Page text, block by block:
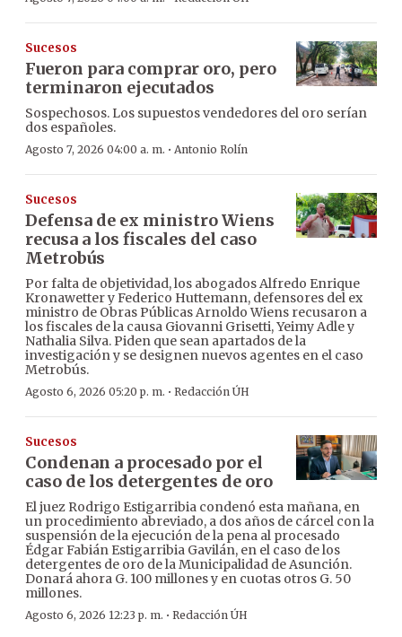
Sucesos
Fueron para comprar oro, pero
terminaron ejecutados
Sospechosos. Los supuestos vendedores del oro serían
dos españoles.
Agosto 7, 2026 04:00 a. m. · Antonio Rolín
Sucesos
Defensa de ex ministro Wiens
recusa a los fiscales del caso
Metrobús
Por falta de objetividad, los abogados Alfredo Enrique
Kronawetter y Federico Huttemann, defensores del ex
ministro de Obras Públicas Arnoldo Wiens recusaron a
los fiscales de la causa Giovanni Grisetti, Yeimy Adle y
Nathalia Silva. Piden que sean apartados de la
investigación y se designen nuevos agentes en el caso
Metrobús.
Agosto 6, 2026 05:20 p. m. · Redacción ÚH
Sucesos
Condenan a procesado por el
caso de los detergentes de oro
El juez Rodrigo Estigarribia condenó esta mañana, en
un procedimiento abreviado, a dos años de cárcel con la
suspensión de la ejecución de la pena al procesado
Édgar Fabián Estigarribia Gavilán, en el caso de los
detergentes de oro de la Municipalidad de Asunción.
Donará ahora G. 100 millones y en cuotas otros G. 50
millones.
Agosto 6, 2026 12:23 p. m. · Redacción ÚH